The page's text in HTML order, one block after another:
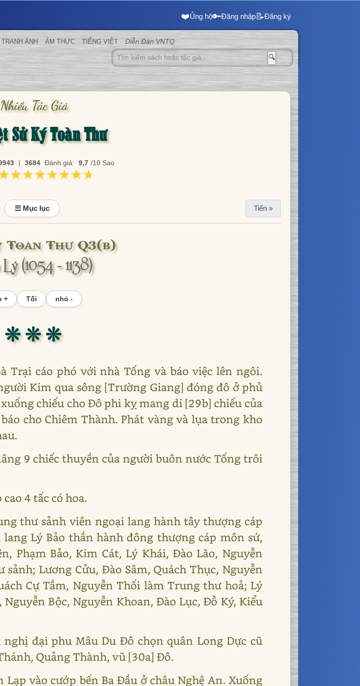
❤️Ủng hộ🔑Đăng nhập📝Đăng ký
TRANH ẢNH ẨM THỰC TIẾNG VIỆT Diễn Đàn VNTQ
🔍
Nhiều Tác Giả
Sử Ký Toàn Thư
| 3684 Đánh giá: 9,7 /10 Sao
☰ Mục lục Tiến »
Toàn Thư Q3(b)
(1054 - 1138)
+ Tối nhỏ -
❊ ❊ ❊
Trại cáo phó với nhà Tống và báo việc lên ngôi.
Kim qua sông [Trường Giang] đóng đô ở phủ
chiếu cho Đô phi kỵ mang di [29b] chiếu của
cho Chiêm Thành. Phát vàng và lụa trong kho
9 chiếc thuyền của người buôn nước Tống trôi
4 tấc có hoa.
thư sảnh viên ngoại lang hành tây thượng cáp
Lý Bảo thần hành đông thượng cáp môn sứ,
Phạm Bảo, Kim Cát, Lý Khái, Đào Lão, Nguyễn
Lương Cửu, Đào Sâm, Quách Thục, Nguyễn
Cự Tầm, Nguyễn Thối làm Trung thư hoả; Lý
Bộc, Nguyễn Khoan, Đào Lục, Đỗ Ký, Kiểu
nghị đại phu Mâu Du Đô chọn quân Long Dực cũ
Quảng Thành, vũ [30a] Đô.
vào cướp bến Ba Đầu ở châu Nghệ An. Xuống